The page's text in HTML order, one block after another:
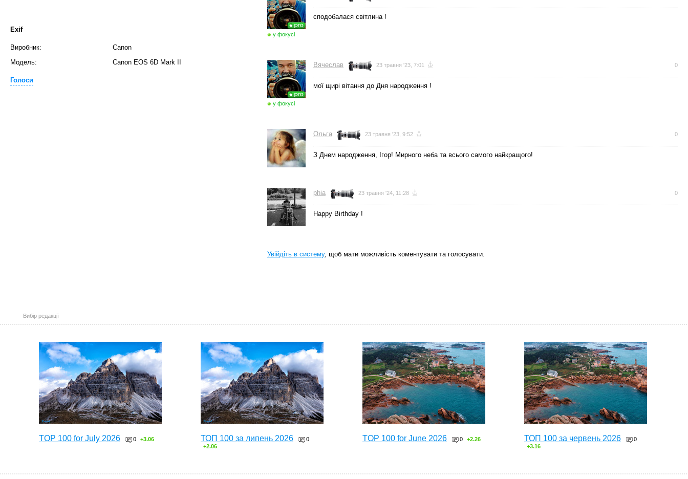
Exif
Виробник:
Canon
Модель:
Canon EOS 6D Mark II
Голоси
у фокусі
сподобалася світлина !
у фокусі
Вячеслав 23 травня '23, 7:01 0
мої щирі вітання до Дня народження !
Ольга 23 травня '23, 9:52 0
З Днем народження, Iгор! Мирного неба та всього самого найкращого!
phia 23 травня '24, 11:28 0
Happy Birthday !
Увійдіть в систему, щоб мати можливість коментувати та голосувати.
Вибір редакції
TOP 100 for July 2026 0 +3.06 ТОП 100 за липень 2026
0
+2.06
TOP 100 for June 2026 0 +2.26 ТОП 100 за червень 2026
0
+3.16